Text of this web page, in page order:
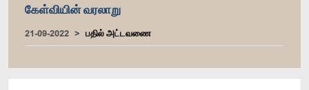
கேள்வியின் வரலாறு
21-09-2022 பதில் அட்டவணை